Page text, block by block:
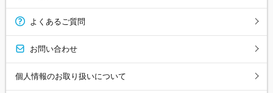
よくあるご質問
お問い合わせ
個人情報のお取り扱いについて